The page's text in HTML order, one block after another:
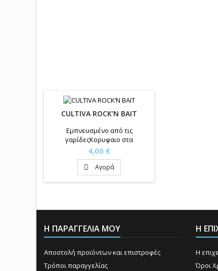
CULTIVA ROCK’N BAIT
Εμπνευσμένο από τις
γαρίδεςKορυφαιο στα
μελανουρια
Τιμή
4,00 €
 Αγορά
Η ΠΑΡΑΓΓΕΛΙΑ ΜΟΥ
Αποστολή προϊόντων και επιστροφές
Τρόποι παραγγελίας
Η
Η
Όροι